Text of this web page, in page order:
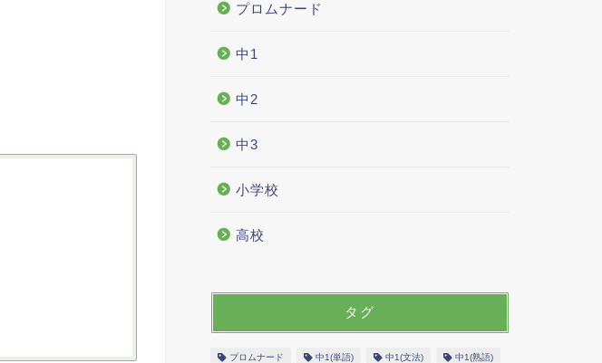
プロムナード
中1
中2
中3
小学校
高校
タグ
プロムナード 中1(単語) 中1(文法) 中1(熟語)